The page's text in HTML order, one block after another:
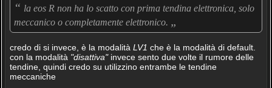
“ la eos R non ha lo scatto con prima tendina elettronica, solo
meccanico o completamente elettronico. „
credo di si invece, è la modalità LV1 che è la modalità di default.
con la modalità "disattiva"invece sento due volte il rumore delle
tendine, quindi credo su utilizzino entrambe le tendine
meccaniche